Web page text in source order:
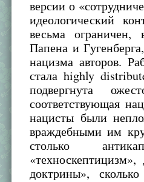
версии о
идеологический
весьма
Папена и
нацизма авторов.
стала highly
подвергнута
соответствующая
нацисты были
враждебными им
столько
доктрины»,